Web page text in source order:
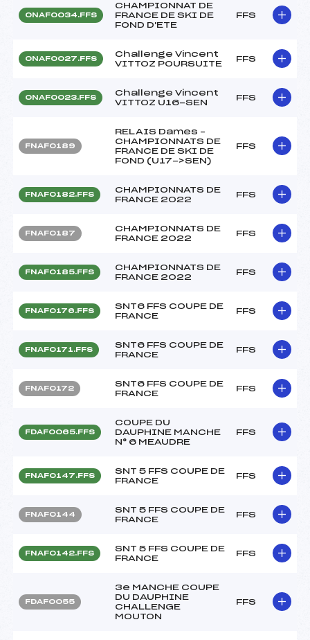
ONAF0034.FFS
CHAMPIONNAT DE
FRANCE DE SKI DE
FOND D'ETE
FFS
ONAF0027.FFS
Challenge Vincent
VITTOZ POURSUITE
FFS
ONAF0023.FFS
Challenge Vincent
VITTOZ U16-SEN
FFS
FNAF0189
RELAIS Dames –
CHAMPIONNATS DE
FRANCE DE SKI DE
FOND (U17->SEN)
FFS
FNAF0182.FFS
CHAMPIONNATS DE
FRANCE 2022
FFS
FNAF0187
CHAMPIONNATS DE
FRANCE 2022
FFS
FNAF0185.FFS
CHAMPIONNATS DE
FRANCE 2022
FFS
FNAF0176.FFS
SNT6 FFS COUPE DE
FRANCE
FFS
FNAF0171.FFS
SNT6 FFS COUPE DE
FRANCE
FFS
FNAF0172
SNT6 FFS COUPE DE
FRANCE
FFS
FDAF0065.FFS
COUPE DU
DAUPHINE MANCHE
N° 6 MEAUDRE
FFS
FNAF0147.FFS
SNT 5 FFS COUPE DE
FRANCE
FFS
FNAF0144
SNT 5 FFS COUPE DE
FRANCE
FFS
FNAF0142.FFS
SNT 5 FFS COUPE DE
FRANCE
FFS
FDAF0055
3e MANCHE COUPE
DU DAUPHINE
CHALLENGE
MOUTON
FFS